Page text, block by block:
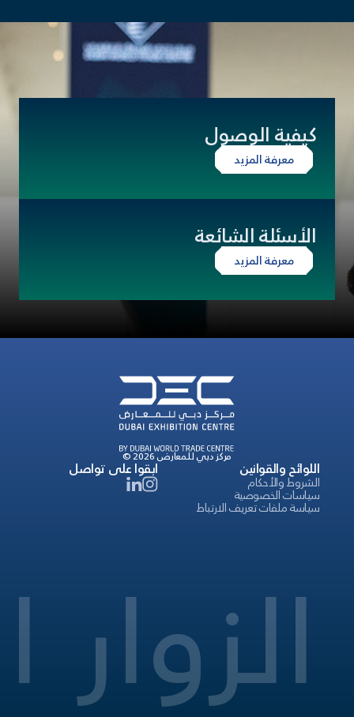
كيفية الوصول
معرفة المزيد
الأسئلة الشائعة
معرفة المزيد
© 2026 مركز دبي للمعارض
اللوائح والقوانين
الشروط والأحكام
سياسات الخصوصية
سياسة ملفات تعريف الارتباط
ابقوا على تواصل
الزوار